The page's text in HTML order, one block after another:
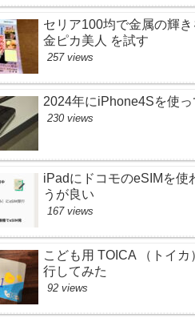
セリア100均で金属の輝き
金ピカ美人 を試す
257 views
2024年にiPhone4Sを使っ
230 views
iPadにドコモのeSIMを使
うが良い
167 views
こども用 TOICA （トイ
行してみた
92 views